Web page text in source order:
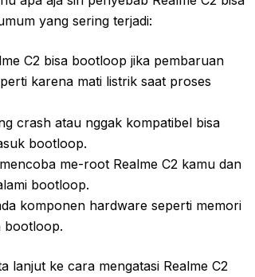
yang sering terjadi:
C2 bisa bootloop jika pembaruan
karena mati listrik saat proses
crash atau nggak kompatibel bisa
bootloop.
me-root Realme C2 kamu dan
bootloop.
komponen hardware seperti memori
bootloop.
lanjut ke cara mengatasi Realme C2